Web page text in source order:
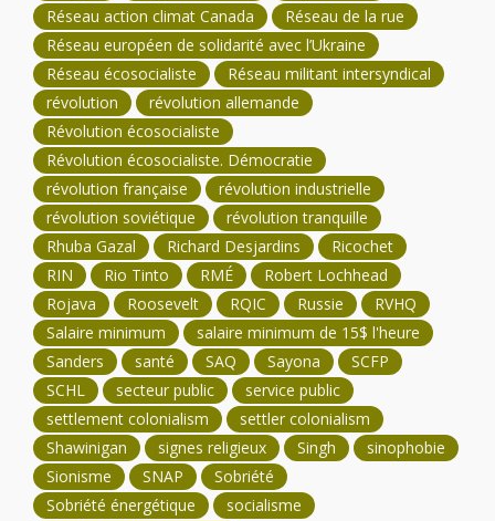
Réseau action climat Canada
Réseau de la rue
Réseau européen de solidarité avec l’Ukraine
Réseau écosocialiste
Réseau militant intersyndical
révolution
révolution allemande
Révolution écosocialiste
Révolution écosocialiste. Démocratie
révolution française
révolution industrielle
révolution soviétique
révolution tranquille
Rhuba Gazal
Richard Desjardins
Ricochet
RIN
Rio Tinto RMÉ
Robert Lochhead
Rojava
Roosevelt RQIC Russie
RVHQ
Salaire minimum
salaire minimum de 15$ l'heure
Sanders
santé SAQ Sayona
SCFP
SCHL
secteur public
service public
settlement colonialism
settler colonialism
Shawinigan
signes religieux Singh
sinophobie
Sionisme
SNAP
Sobriété
Sobriété énergétique
socialisme